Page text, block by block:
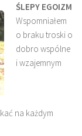
ŚLEPY EGOIZM
Wspomniałem
o braku troski o
dobro wspólne
i wzajemnym
na każdym